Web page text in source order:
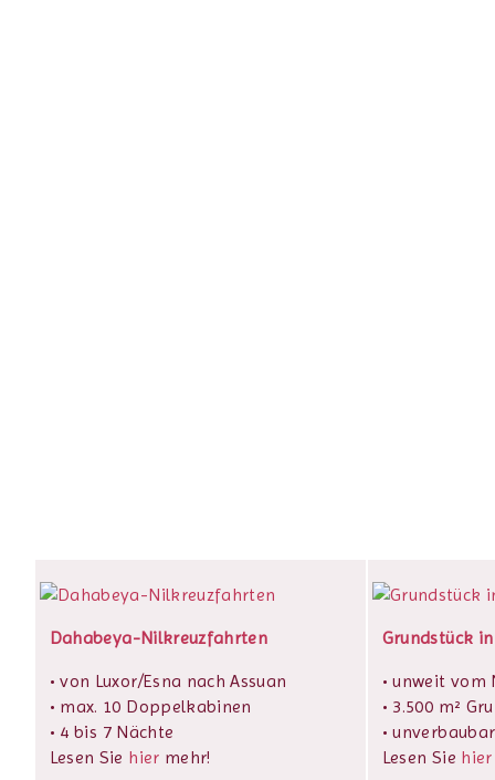
Dahabeya-Nilkreuzfahrten
• von Luxor/Esna nach Assuan
• max. 10 Doppelkabinen
• 4 bis 7 Nächte
Lesen Sie hier mehr!
Grundstück
• unweit vom
• 3.500 m²
•
Lesen Sie hier